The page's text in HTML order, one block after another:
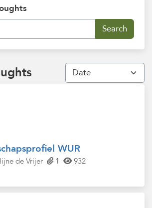
WUR
de Vrijer 1 932